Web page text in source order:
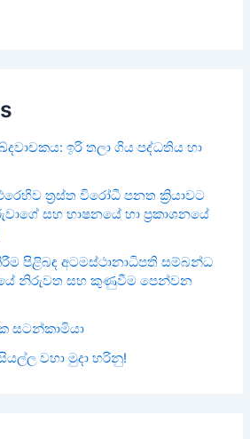
ඉරි තලා ගිය පද්ධතිය හා
ත්‍රස්ත විරෝධී පනත ක්‍රියාවට
සහ භාෂනයේ හා ප්‍රකාශනයේ
පිළිබඳ අටමස්ථානාධිපති සම්බන්ධ
නිරුවත සහ කුණුවීම පෙන්වන
සටන්කාමියා
වහා මුදා හරිනු!